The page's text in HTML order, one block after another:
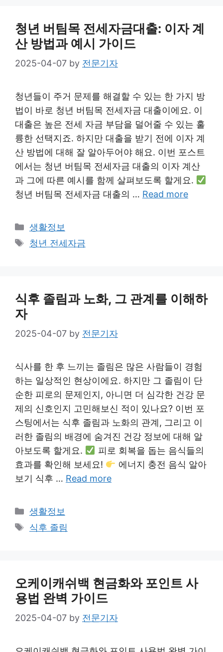
청년 버팀목 전세자금대출: 이자 계
산 방법과 예시 가이드
2025-04-07 by 전문기자
청년들이 주거 문제를 해결할 수 있는 한 가지 방
법이 바로 청년 버팀목 전세자금 대출이에요. 이
대출은 높은 전세 자금 부담을 덜어줄 수 있는 훌
륭한 선택지죠. 하지만 대출을 받기 전에 이자 계
산 방법에 대해 잘 알아두어야 해요. 이번 포스트
에서는 청년 버팀목 전세자금 대출의 이자 계산
과 그에 따른 예시를 함께 살펴보도록 할게요.
청년 버팀목 전세자금 대출의 … Read more
Categories
생활정보
Tags
청년 전세자금
식후 졸림과 노화, 그 관계를 이해하
자
2025-04-07 by 전문기자
식사를 한 후 느끼는 졸림은 많은 사람들이 경험
하는 일상적인 현상이에요. 하지만 그 졸림이 단
순한 피로의 문제인지, 아니면 더 심각한 건강 문
제의 신호인지 고민해보신 적이 있나요? 이번 포
스팅에서는 식후 졸림과 노화의 관계, 그리고 이
러한 졸림의 배경에 숨겨진 건강 정보에 대해 알
아보도록 할게요.
피로 회복을 돕는 음식들의
효과를 확인해 보세요!
에너지 충전 음식 알아
보기 식후 … Read more
Categories
생활정보
Tags
식후 졸림
오케이캐쉬백 현금화와 포인트 사
용법 완벽 가이드
2025-04-07 by 전문기자